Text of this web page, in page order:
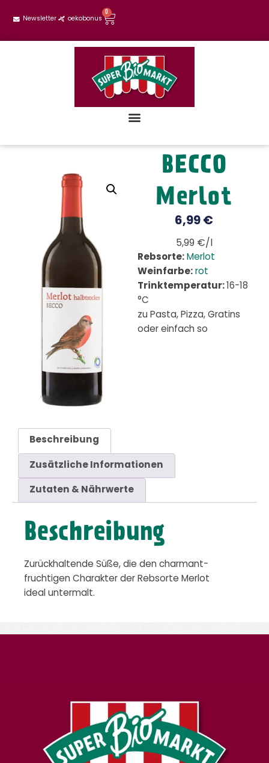
Newsletter oekobonus
0
BECCO
Merlot
6,99 €
5,99 €/l
Rebsorte: Merlot
Weinfarbe: rot
Trinktemperatur: 16-18
°C
zu Pasta, Pizza, Gratins
oder einfach so
Beschreibung
Zusätzliche Informationen
Zutaten & Nährwerte
Beschreibung
Zurückhaltende Süße, die den charmant-
fruchtigen Charakter der Rebsorte Merlot
ideal untermalt.